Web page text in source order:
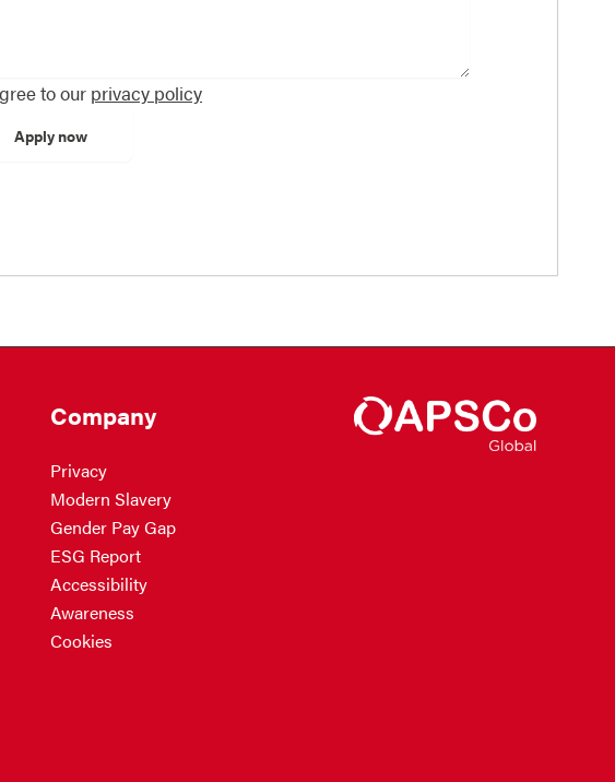
to our privacy policy
Company
Privacy
Modern Slavery
Gender Pay Gap
ESG Report
Accessibility
Awareness
Cookies